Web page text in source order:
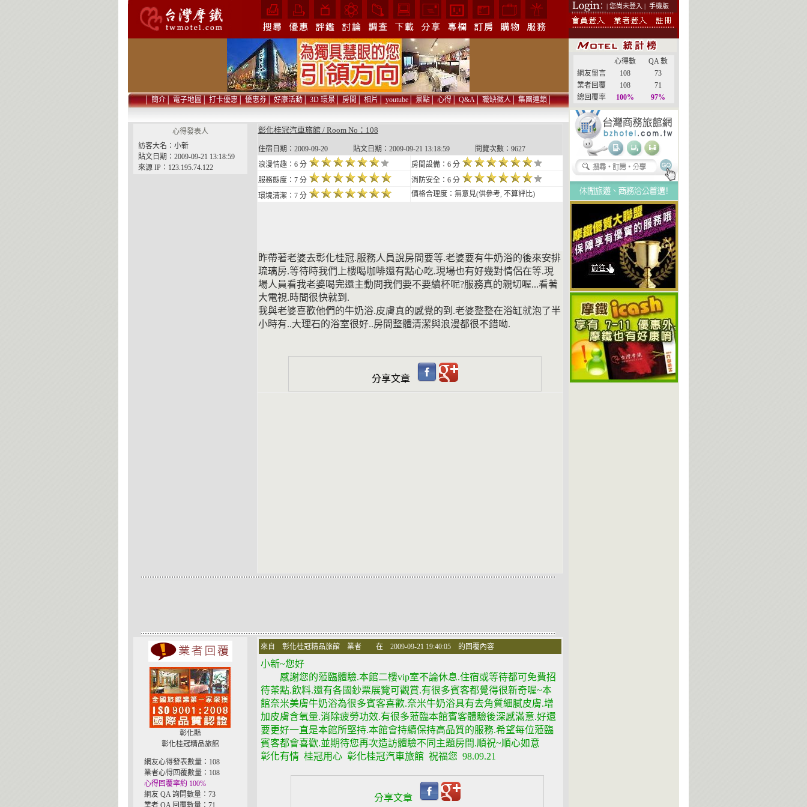
| 您尚未登入 | 手機版
心得數
QA 數
網友留言
108
73
業者回覆
108
71
總回覆率
100% 97%
│簡介│電子地圖│打卡優惠│優惠券│好康活動│3D 環景│房間│相片│youtube│景點│心得│Q&A│職缺徵人│集團連鎖│
心得發表人
訪客大名：小新
貼文日期：2009-09-21 13:18:59
來源 IP：123.195.74.122
彰化桂冠汽車旅館 / Room No：108
住宿日期：2009-09-20 貼文日期：2009-09-21 13:18:59 閱覽次數：9627
浪漫情趣：6 分
房間設備：6 分
服務態度：7 分
消防安全：6 分
環境清潔：7 分
價格合理度：無意見(供參考, 不算評比)
昨帶著老婆去彰化桂冠.服務人員說房間要等.老婆要有牛奶浴的後來安排
琉璃房.等待時我們上樓喝咖啡還有點心吃.現場也有好幾對情侶在等.現
場人員看我老婆喝完還主動問我們要不要續杯呢?服務真的親切喔...看著
大電視.時間很快就到.
我與老婆喜歡他們的牛奶浴.皮膚真的感覺的到.老婆整整在浴缸就泡了半
小時有..大理石的浴室很好..房間整體清潔與浪漫都很不錯呦.
分享文章
彰化縣
彰化桂冠精品旅館
網友心得發表數量：108
業者心得回覆數量：108
心得回覆率約 100%
網友 QA 詢問數量：73
業者 QA 回覆數量：71
來自 彰化桂冠精品旅館 業者 在 2009-09-21 19:40:05 的回覆內容
小新~您好
感謝您的蒞臨體驗.本館二樓vip室不論休息.住宿或等待都可免費招
待茶點.飲料.還有各國鈔票展覽可觀賞.有很多賓客都覺得很新奇喔~本
館奈米美膚牛奶浴為很多賓客喜歡.奈米牛奶浴具有去角質細膩皮膚.增
加皮膚含氧量.消除疲勞功效.有很多蒞臨本館賓客體驗後深感滿意.好還
要更好一直是本館所堅持.本館會持續保持高品質的服務.希望每位蒞臨
賓客都會喜歡.並期待您再次造訪體驗不同主題房間.順祝~順心如意
彰化有情 桂冠用心 彰化桂冠汽車旅館 祝福您 98.09.21
分享文章